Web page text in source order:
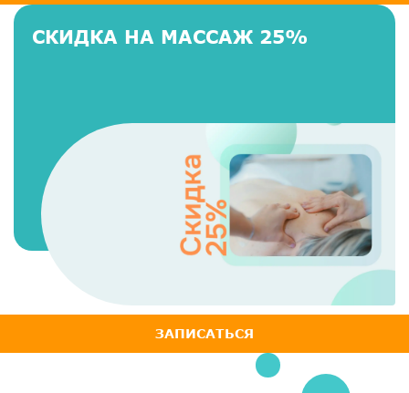
СКИДКА НА МАССАЖ 25%
ЗАПИСАТЬСЯ